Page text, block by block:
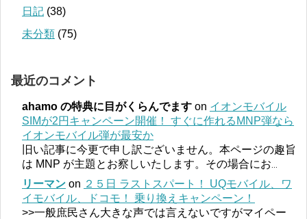
日記 (38)
未分類 (75)
最近のコメント
ahamo の特典に目がくらんでます on イオンモバイル
SIMが2円キャンペーン開催！ すぐに作れるMNP弾なら
イオンモバイル弾が最安か
旧い記事に今更で申し訳ございません。本ページの趣旨
は MNP が主題とお察しいたします。その場合にお
リーマン on ２５日 ラストスパート！ UQモバイル、ワ
イモバイル、ドコモ！ 乗り換えキャンペーン！
>>一般庶民さん大きな声では言えないですがマイペー